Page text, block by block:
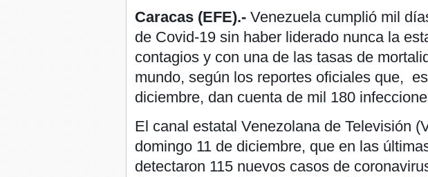
Caracas (EFE).- Venezuela cumplió mil
de Covid-19 sin haber liderado nunca la
contagios y con una de las tasas de
mundo, según los reportes oficiales que,
diciembre, dan cuenta de mil 180
El canal estatal Venezolana de Televisión
domingo 11 de diciembre, que en las
detectaron 115 nuevos casos de